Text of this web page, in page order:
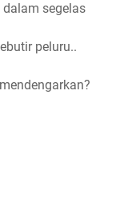
segelas
peluru..